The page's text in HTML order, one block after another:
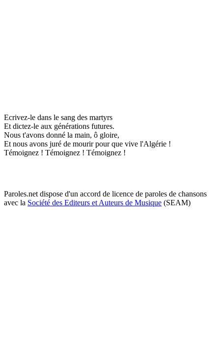
Ecrivez-le dans le sang des martyrs
Et dictez-le aux générations futures.
Nous t'avons donné la main, ô gloire,
Et nous avons juré de mourir pour que vive l'Algérie !
Témoignez ! Témoignez ! Témoignez !
Paroles.net dispose d'un accord de licence de paroles de chansons
avec la Société des Editeurs et Auteurs de Musique (SEAM)